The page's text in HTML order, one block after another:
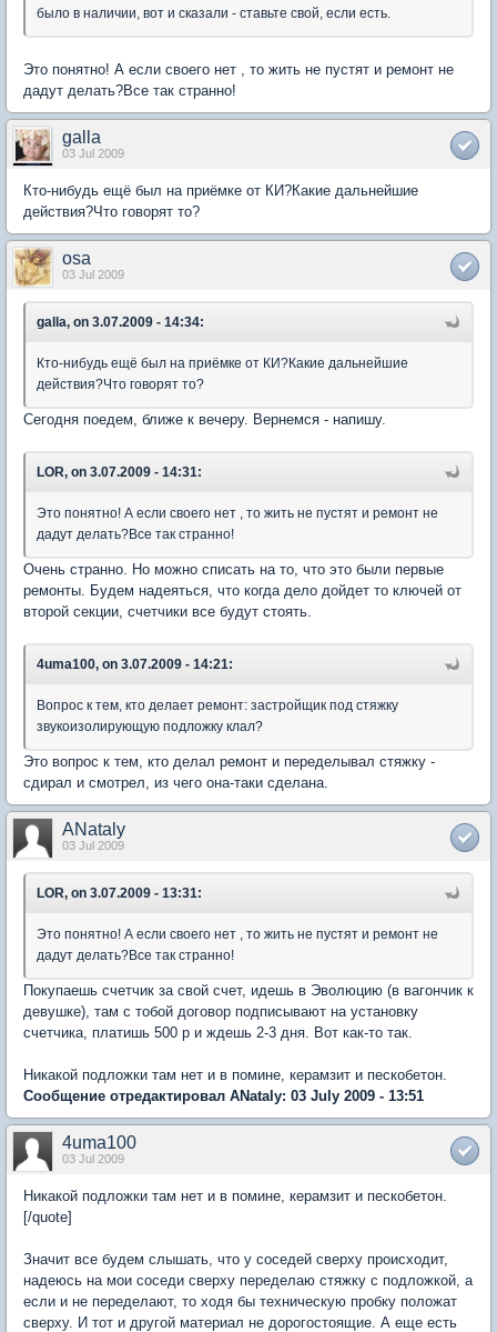
было в наличии, вот и сказали - ставьте свой, если есть.
Это понятно! А если своего нет , то жить не пустят и ремонт не
дадут делать?Все так странно!
galla
03 Jul 2009
Кто-нибудь ещё был на приёмке от КИ?Какие дальнейшие
действия?Что говорят то?
osa
03 Jul 2009
galla, on 3.07.2009 - 14:34:
Кто-нибудь ещё был на приёмке от КИ?Какие дальнейшие
действия?Что говорят то?
Сегодня поедем, ближе к вечеру. Вернемся - напишу.
LOR, on 3.07.2009 - 14:31:
Это понятно! А если своего нет , то жить не пустят и ремонт не
дадут делать?Все так странно!
Очень странно. Но можно списать на то, что это были первые
ремонты. Будем надеяться, что когда дело дойдет то ключей от
второй секции, счетчики все будут стоять.
4uma100, on 3.07.2009 - 14:21:
Вопрос к тем, кто делает ремонт: застройщик под стяжку
звукоизолирующую подложку клал?
Это вопрос к тем, кто делал ремонт и переделывал стяжку -
сдирал и смотрел, из чего она-таки сделана.
ANataly
03 Jul 2009
LOR, on 3.07.2009 - 13:31:
Это понятно! А если своего нет , то жить не пустят и ремонт не
дадут делать?Все так странно!
Покупаешь счетчик за свой счет, идешь в Эволюцию (в вагончик к
девушке), там с тобой договор подписывают на установку
счетчика, платишь 500 р и ждешь 2-3 дня. Вот как-то так.
Никакой подложки там нет и в помине, керамзит и пескобетон.
Сообщение отредактировал ANataly: 03 July 2009 - 13:51
4uma100
03 Jul 2009
Никакой подложки там нет и в помине, керамзит и пескобетон.
[/quote]
Значит все будем слышать, что у соседей сверху происходит,
надеюсь на мои соседи сверху переделаю стяжку с подложкой, а
если и не переделают, то ходя бы техническую пробку положат
сверху. И тот и другой материал не дорогостоящие. А еще есть